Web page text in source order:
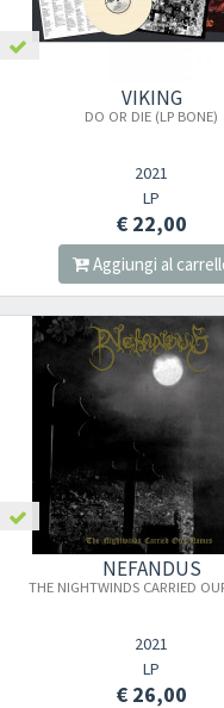
VIKING
DO OR DIE (LP BONE)
2021
LP
€ 22,00
Aggiungi al
NEFANDUS
THE NIGHTWINDS CARRIED
2021
LP
€ 26,00